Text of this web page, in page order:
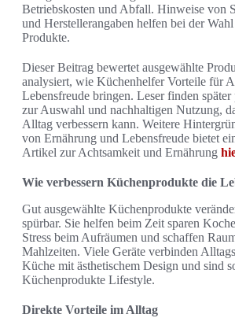
Betriebskosten und Abfall. Hinweise von
und Herstellerangaben helfen bei der
Produkte.
Dieser Beitrag bewertet ausgewählte
analysiert, wie Küchenhelfer Vorteile für
Lebensfreude bringen. Leser finden
zur Auswahl und nachhaltigen Nutzung,
Alltag verbessern kann. Weitere
von Ernährung und Lebensfreude bietet
Artikel zur Achtsamkeit und Ernährung
Wie verbessern Küchenprodukte die
Gut ausgewählte Küchenprodukte
spürbar. Sie helfen beim Zeit sparen
Stress beim Aufräumen und schaffen
Mahlzeiten. Viele Geräte verbinden
Küche mit ästhetischem Design und sind
Küchenprodukte Lifestyle.
Direkte Vorteile im Alltag